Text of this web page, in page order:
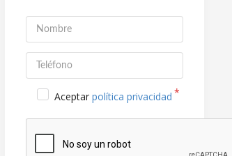
Aceptarpolítica privacidad